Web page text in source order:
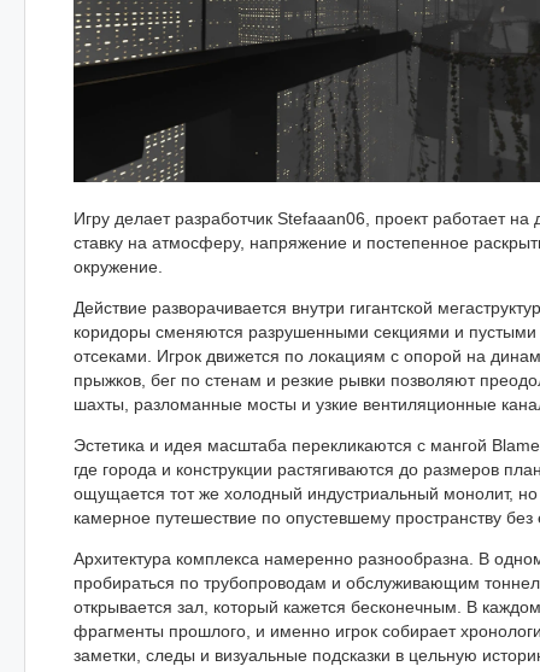
Игру делает разработчик Stefaaan06, проект работает на
ставку на атмосферу, напряжение и постепенное
окружение.
Действие разворачивается внутри гигантской
коридоры сменяются разрушенными секциями и пустыми
отсеками. Игрок движется по локациям с опорой на
прыжков, бег по стенам и резкие рывки позволяют
шахты, разломанные мосты и узкие вентиляционные
Эстетика и идея масштаба перекликаются с мангой
где города и конструкции растягиваются до размеров
ощущается тот же холодный индустриальный монолит,
камерное путешествие по опустевшему пространству
Архитектура комплекса намеренно разнообразна. В
пробираться по трубопроводам и обслуживающим
открывается зал, который кажется бесконечным. В
фрагменты прошлого, и именно игрок собирает
заметки, следы и визуальные подсказки в цельную